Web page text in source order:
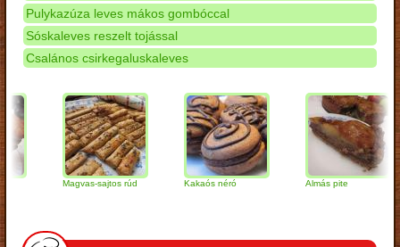
Pulykazúza leves mákos gombóccal
Sóskaleves reszelt tojással
Csalános csirkegaluskaleves
Magvas-sajtos rúd Kakaós néró Almás pite